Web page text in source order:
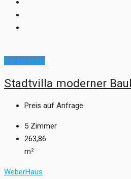
Kundenhaus
Stadtvilla moderner
Preis auf Anfrage
5 Zimmer
263,86
m²
WeberHaus